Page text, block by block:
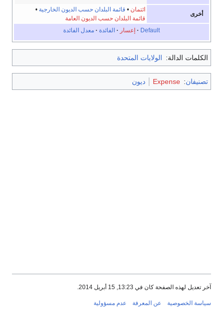
أخرى
ائتمان • قائمة البلدان حسب الديون الخارجية •
قائمة البلدان حسب الديون العامة
Default
إعسار الفائدة معدل الفائدة
الكلمات الدالة: الولايات المتحدة
تصنيفان:
Expense ديون
آخر تعديل لهذه الصفحة كان في 13:23, 15 أبريل 2014.
سياسة الخصوصية عن المعرفة عدم مسؤولية